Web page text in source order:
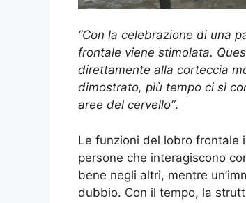
“Con la celebrazione di una
frontale viene stimolata.
direttamente alla corteccia
dimostrato, più tempo ci si
aree del cervello”.
Le funzioni del lobro frontale
persone che interagiscono
bene negli altri, mentre
dubbio. Con il tempo, la